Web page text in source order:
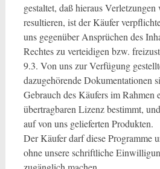
gestaltet, daß hieraus Verletzungen
resultieren, ist der Käufer
uns gegenüber Ansprüchen des
Rechtes zu verteidigen bzw.
9.3. Von uns zur Verfügung
dazugehörende Dokumentationen
Gebrauch des Käufers im Rahmen
übertragbaren Lizenz bestimmt,
auf von uns gelieferten Produkten.
Der Käufer darf diese Programme
ohne unsere schriftliche